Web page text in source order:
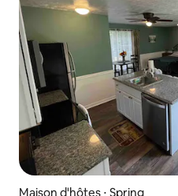
Maison d'hôtes ⋅ Spring